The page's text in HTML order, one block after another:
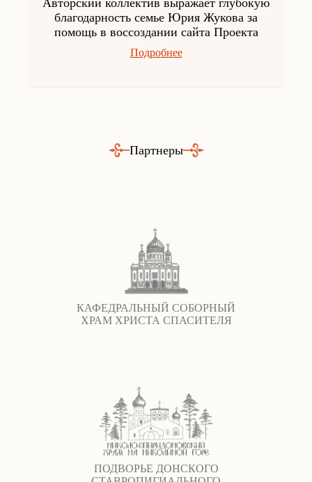
благодарность семье Юрия Жукова за
помощь в воссоздании сайта Проекта
Подробнее
Партнеры
КАФЕДРАЛЬНЫЙ СОБОРНЫЙ
ХРАМ ХРИСТА СПАСИТЕЛЯ
ПОДВОРЬЕ ДОНСКОГО